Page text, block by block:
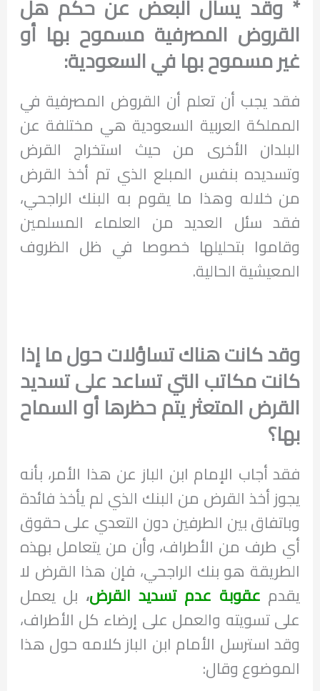
* وقد يسأل البعض عن حكم هل
القروض المصرفية مسموح بها أو
غير مسموح بها في السعودية:
فقد يجب أن تعلم أن القروض المصرفية في
المملكة العربية السعودية هي مختلفة عن
البلدان الأخرى من حيث استخراج القرض
وتسديده بنفس المبلع الذي تم أخذ القرض
من خلاله وهذا ما يقوم به البنك الراجحي،
فقد سئل العديد من العلماء المسلمين
وقاموا بتحليلها خصوصا في ظل الظروف
المعيشية الحالية.
وقد كانت هناك تساؤلات حول ما إذا
كانت مكاتب التي تساعد على تسديد
القرض المتعثر يتم حظرها أو السماح
بها؟
فقد أجاب الإمام ابن الباز عن هذا الأمر، بأنه
يجوز أخذ القرض من البنك الذي لم يأخذ فائدة
وباتفاق بين الطرفين دون التعدي على حقوق
أي طرف من الأطراف، وأن من يتعامل بهذه
الطريقة هو بنك الراجحي، فإن هذا القرض لا
يقدم عقوبة عدم تسديد القرض، بل يعمل
على تسويته والعمل على إرضاء كل الأطراف،
وقد استرسل الأمام ابن الباز كلامه حول هذا
الموضوع وقال: